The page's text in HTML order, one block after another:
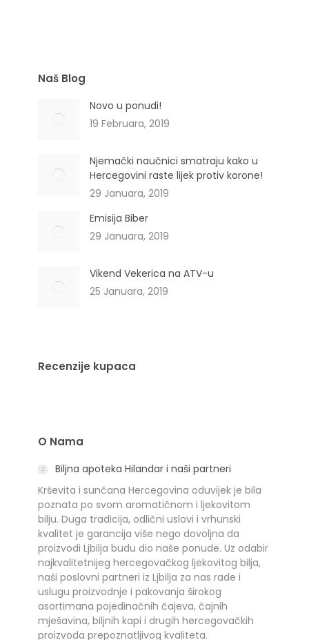
Naš Blog
Novo u ponudi!
19 Februara, 2019
Njemački naučnici smatraju kako u
Hercegovini raste lijek protiv korone!
29 Januara, 2019
Emisija Biber
29 Januara, 2019
Vikend Vekerica na ATV-u
25 Januara, 2019
Recenzije kupaca
O Nama
Biljna apoteka Hilandar i naši partneri
Krševita i sunčana Hercegovina oduvijek je bila
poznata po svom aromatičnom i ljekovitom
bilju. Duga tradicija, odlični uslovi i vrhunski
kvalitet je garancija više nego dovoljna da
proizvodi Ljbilja budu dio naše ponude. Uz odabir
najkvalitetnijeg hercegovačkog ljekovitog bilja,
naši poslovni partneri iz Ljbilja za nas rade i
uslugu proizvodnje i pakovanja širokog
asortimana pojedinačnih čajeva, čajnih
mješavina, biljnih kapi i drugih hercegovačkih
proizvoda prepoznatljivog kvaliteta.